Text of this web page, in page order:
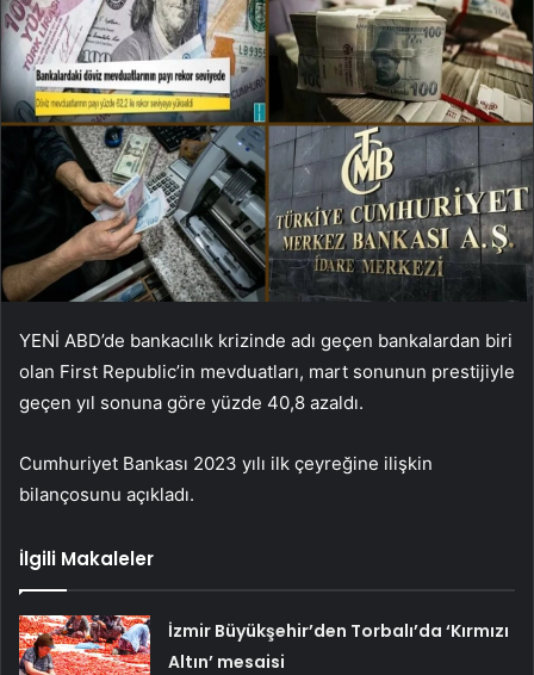
YENİ ABD’de bankacılık krizinde adı geçen bankalardan biri
olan First Republic’in mevduatları, mart sonunun prestijiyle
geçen yıl sonuna göre yüzde 40,8 azaldı.
Cumhuriyet Bankası 2023 yılı ilk çeyreğine ilişkin
bilançosunu açıkladı.
İlgili Makaleler
İzmir Büyükşehir’den Torbalı’da ‘Kırmızı
Altın’ mesaisi